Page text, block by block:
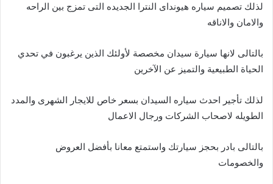
لذلك تصميم سياره هيونداى النترا الجديده التى تمزج بين الراحه
والامان والاناقه
بالتالى لانها سيارة سيدان مخصصة لأولئك الذين يرغبون في تحدي
الحياة الطبيعية والتميز عن الآخرين
لذلك تأجير احدث سياره السيدان بسعر خاص للايجار الشهرى والمدد
الطويله لاصحاب الشركات ورجال الاعمال
بالتالى بادر بحجز سيارتك واستمتع معانا بأفضل العروض
والخصومات